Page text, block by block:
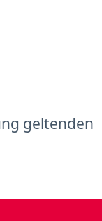
geltenden